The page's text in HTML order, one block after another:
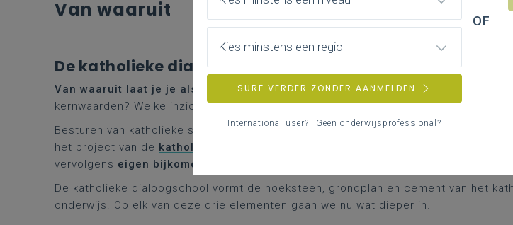
Van waaruit
De katholieke dialoogschool als kader en inspiratiebron
Van waaruit laat je je als organisatie inspirerenbij de uitwerking van je missie,
kernwaarden? Welke inzichten en overtuigingen bepalen je keuzes?
Besturen van katholieke scholen, centra en internaten hoeven niet van nul te
het project van de katholieke dialoogschool
vervolgens eigen bijkomende accenten
De katholieke dialoogschool vormt de hoeksteen, grondplan en cement van het
onderwijs. Op elk van deze drie elementen gaan we nu wat dieper in.
Kies minstens een regio
SURF VERDER ZONDER AANMELDEN
International user? Geen onderwijsprofessional?